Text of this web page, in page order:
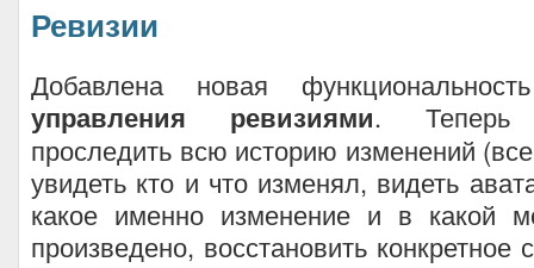
Ревизии
Добавлена новая
управления ревизиями. Теперь
проследить всю историю изменений
увидеть кто и что изменял, видеть
какое именно изменение и в какой
произведено, восстановить конкретное